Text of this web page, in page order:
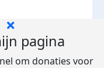
pagina
om donaties voor